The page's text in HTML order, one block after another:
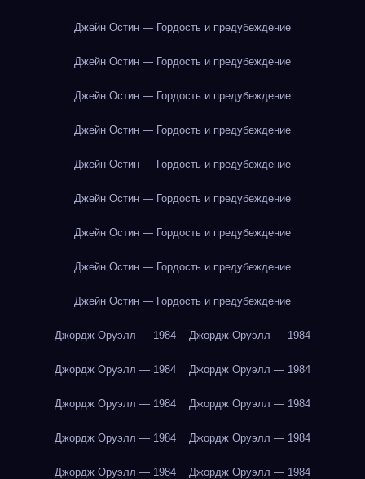
Джейн Остин — Гордость и предубеждение
Джейн Остин — Гордость и предубеждение
Джейн Остин — Гордость и предубеждение
Джейн Остин — Гордость и предубеждение
Джейн Остин — Гордость и предубеждение
Джейн Остин — Гордость и предубеждение
Джейн Остин — Гордость и предубеждение
Джейн Остин — Гордость и предубеждение
Джейн Остин — Гордость и предубеждение
Джордж Оруэлл — 1984 Джордж Оруэлл — 1984
Джордж Оруэлл — 1984 Джордж Оруэлл — 1984
Джордж Оруэлл — 1984 Джордж Оруэлл — 1984
Джордж Оруэлл — 1984 Джордж Оруэлл — 1984
Джордж Оруэлл — 1984 Джордж Оруэлл — 1984